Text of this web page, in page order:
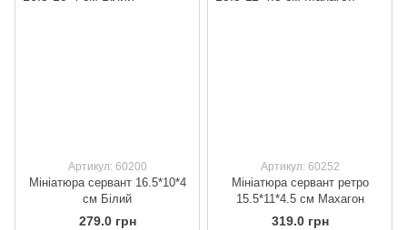
Артикул: 60200
Мініатюра сервант 16.5*10*4
см Білий
279.0 грн
Артикул: 60252
Мініатюра сервант ретро
15.5*11*4.5 см Махагон
319.0 грн